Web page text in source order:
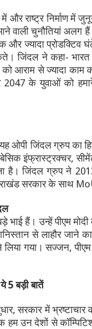
राष्ट्र निर्माण में
वाली चुनौतियां अलग
और ज्यादा प्रोडक्टिव
जिंदल ने कहा-
को आराम से ज्यादा
के युवाओं को हमारे
ओपी जिंदल ग्रुप का
इंफ्रास्ट्रक्चर,
है। जिंदल ग्रुप ने
सरकार के साथ
हैं। उन्हें पीएम मोदी
से लाहौर जाने
गया। सज्‍जन, पीएम
ये 5 बड़ी बातें
सरकार में
हम उन देशों से